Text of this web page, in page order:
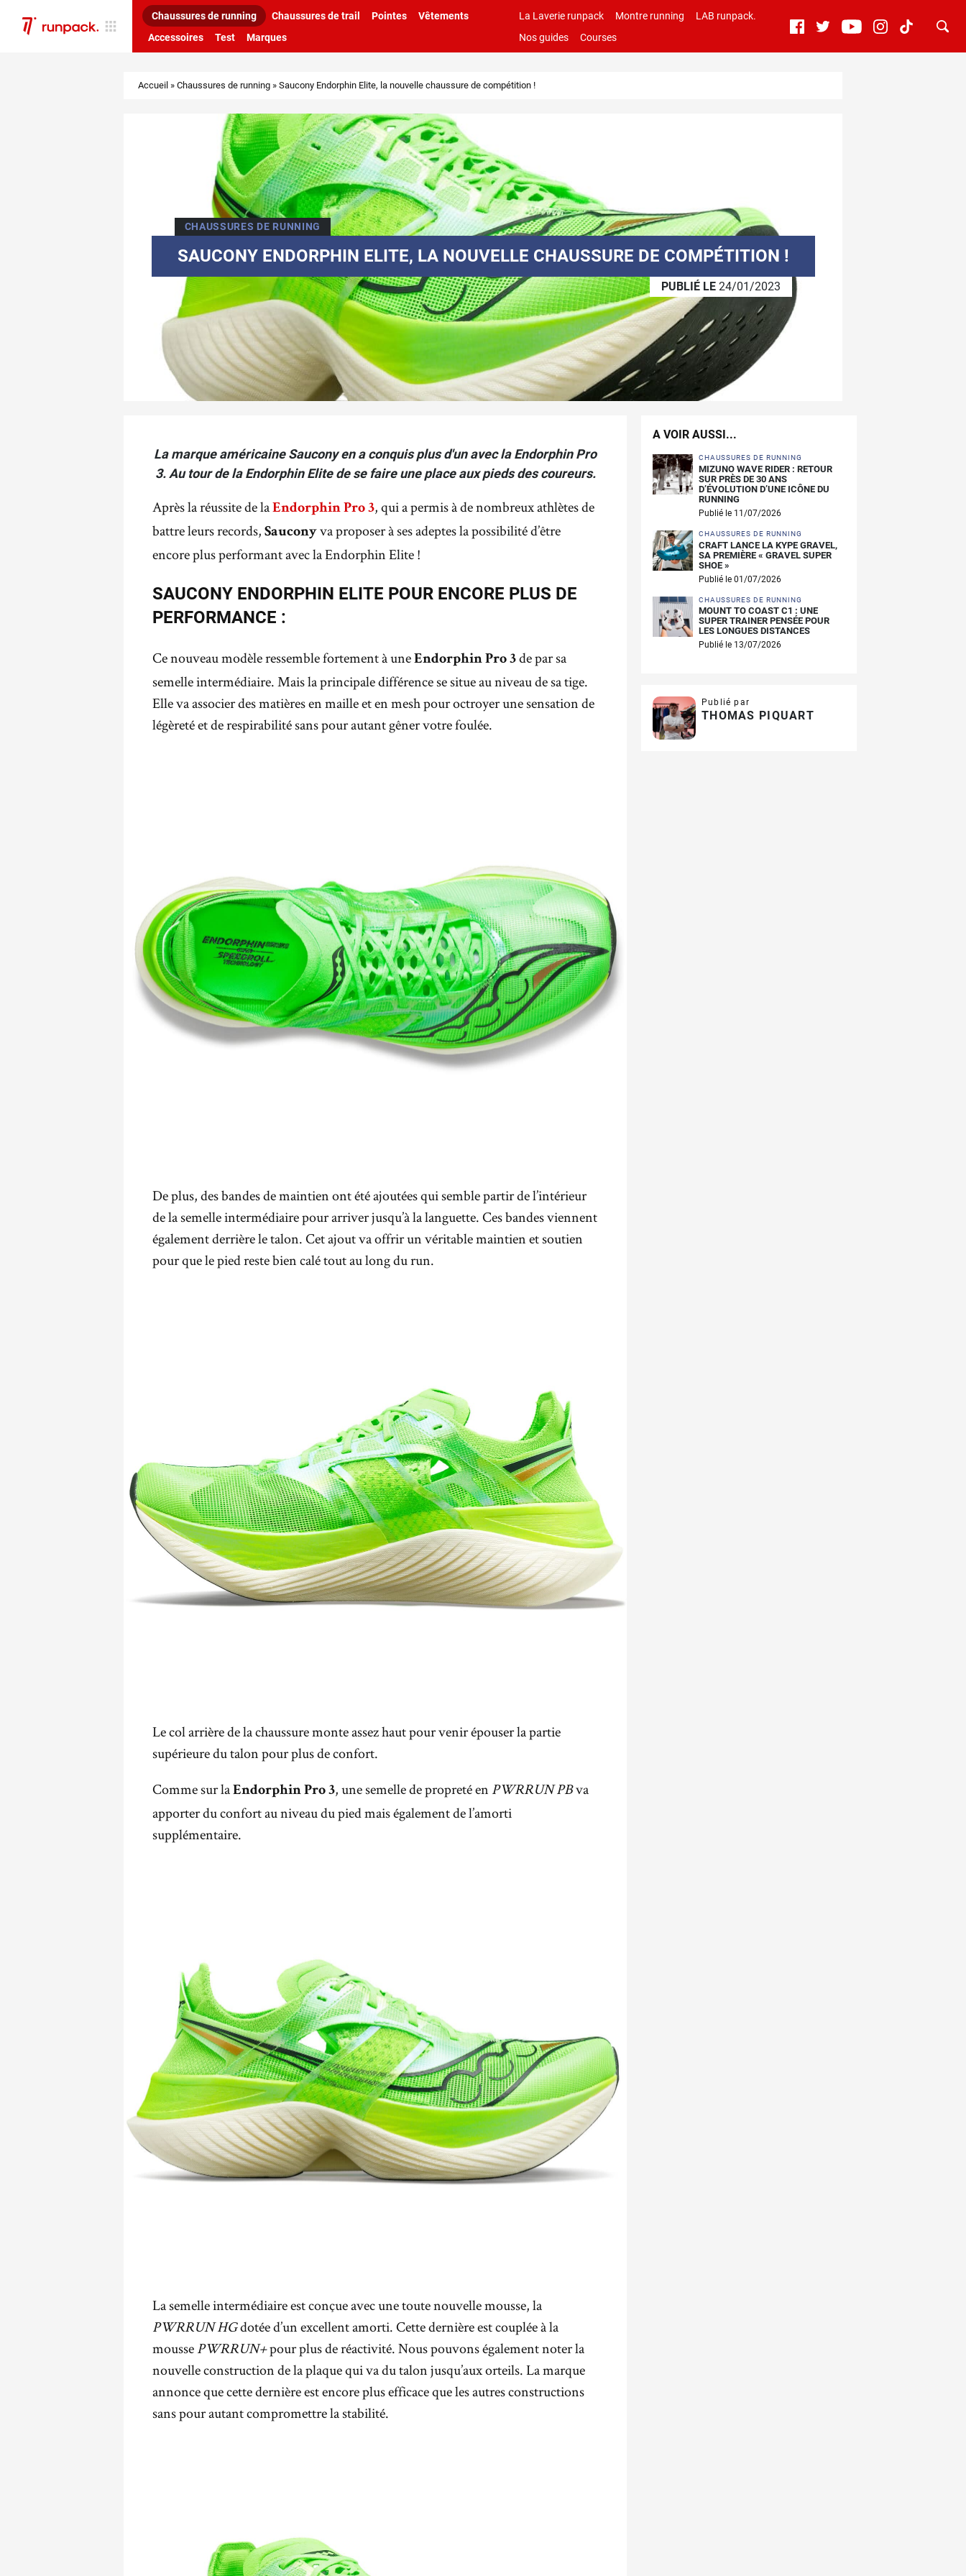
Chaussures de running Chaussures de trail Pointes
Vêtements
Accessoires
Test Marques
La Laverie runpack Montre running
LAB runpack.
Nos guides
Courses
Accueil » Chaussures de running » Saucony Endorphin Elite, la nouvelle chaussure de compétition !
CHAUSSURES DE RUNNING
SAUCONY ENDORPHIN ELITE, LA NOUVELLE CHAUSSURE DE COMPÉTITION !
PUBLIÉ LE24/01/2023
La marque américaine Saucony en a conquis plus d'un avec la Endorphin Pro
3. Au tour de la Endorphin Elite de se faire une place aux pieds des coureurs.
Après la réussite de la Endorphin Pro 3, qui a permis à de nombreux athlètes de
battre leurs records, Saucony va proposer à ses adeptes la possibilité d’être
encore plus performant avec la Endorphin Elite !
SAUCONY ENDORPHIN ELITE POUR ENCORE PLUS DE
PERFORMANCE :
Ce nouveau modèle ressemble fortement à une Endorphin Pro 3 de par sa
semelle intermédiaire. Mais la principale différence se situe au niveau de sa tige.
Elle va associer des matières en maille et en mesh pour octroyer une sensation de
légèreté et de respirabilité sans pour autant gêner votre foulée.
De plus, des bandes de maintien ont été ajoutées qui semble partir de l’intérieur
de la semelle intermédiaire pour arriver jusqu’à la languette. Ces bandes viennent
également derrière le talon. Cet ajout va offrir un véritable maintien et soutien
pour que le pied reste bien calé tout au long du run.
Le col arrière de la chaussure monte assez haut pour venir épouser la partie
supérieure du talon pour plus de confort.
Comme sur la Endorphin Pro 3, une semelle de propreté en PWRRUN PBva
apporter du confort au niveau du pied mais également de l’amorti
supplémentaire.
La semelle intermédiaire est conçue avec une toute nouvelle mousse, la
PWRRUN HGdotée d’un excellent amorti. Cette dernière est couplée à la
moussePWRRUN+pour plus de réactivité. Nous pouvons également noter la
nouvelle construction de la plaque qui va du talon jusqu’aux orteils. La marque
annonce que cette dernière est encore plus efficace que les autres constructions
sans pour autant compromettre la stabilité.
A VOIR AUSSI...
CHAUSSURES DE RUNNING
MIZUNO WAVE RIDER : RETOUR
SUR PRÈS DE 30 ANS
D’ÉVOLUTION D’UNE ICÔNE DU
RUNNING
Publié le 11/07/2026
CHAUSSURES DE RUNNING
CRAFT LANCE LA KYPE GRAVEL,
SA PREMIÈRE « GRAVEL SUPER
SHOE »
Publié le 01/07/2026
CHAUSSURES DE RUNNING
MOUNT TO COAST C1 : UNE
SUPER TRAINER PENSÉE POUR
LES LONGUES DISTANCES
Publié le 13/07/2026
Publié par
THOMAS PIQUART